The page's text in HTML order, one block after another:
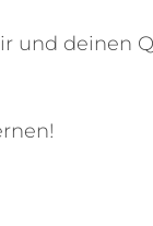
und deinen